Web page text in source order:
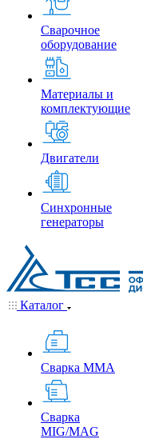
Сварочное
оборудование
Материалы и
комплектующие
Двигатели
Синхронные
генераторы
Каталог
Сварка MMA
Сварка
MIG/MAG